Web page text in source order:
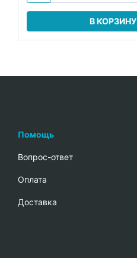
В КОРЗИНУ
Помощь
Вопрос-ответ
Oплата
Доставка